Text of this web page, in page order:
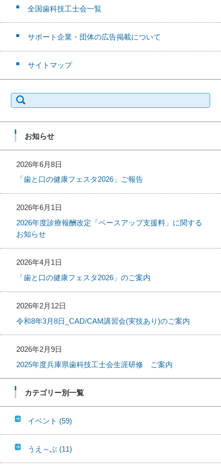
全国歯科技工士会一覧
サポート企業・団体の広告掲載について
サイトマップ
索:
お知らせ
2026年6月8日
「歯と口の健康フェスタ2026」ご報告
2026年6月1日
2026年度診療報酬改定「ベースアップ支援料」に関する
お知らせ
2026年4月1日
「歯と口の健康フェスタ2026」のご案内
2026年2月12日
令和8年3月8日_CAD/CAM講習会(実技あり)のご案内
2026年2月9日
2025年度兵庫県歯科技工士会生涯研修 ご案内
カテゴリー別一覧
イベント (59)
うえ～ぶ (11)